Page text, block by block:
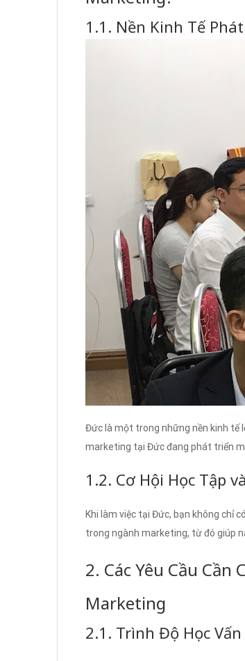
1.1. Nền Kinh Tế
Đức là một trong những nền kinh tế
marketing tại Đức đang phát triển
1.2. Cơ Hội Học Tập
Khi làm việc tại Đức, bạn không chỉ
trong ngành marketing, từ đó giúp
2. Các Yêu Cầu
Marketing
2.1. Trình Độ Học Vấn